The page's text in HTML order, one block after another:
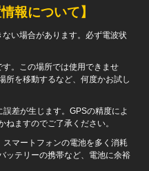
報について】
い場合があります。必ず電波状
。この場所では使用できませ
所を移動するなど、何度かお試し
差が生じます。GPSの精度によ
ますのでご了承ください。
マートフォンの電池を多く消耗
ッテリーの携帯など、電池に余裕